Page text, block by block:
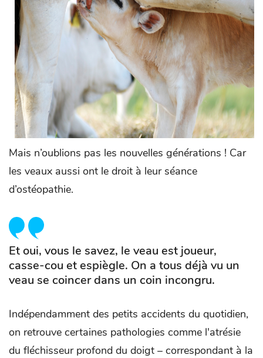
Mais n’oublions pas les nouvelles générations ! Car
les veaux aussi ont le droit à leur séance
d’ostéopathie.
Et oui, vous le savez, le veau est joueur,
casse-cou et espiègle. On a tous déjà vu un
veau se coincer dans un coin incongru.
Indépendamment des petits accidents du quotidien,
on retrouve certaines pathologies comme l'atrésie
du fléchisseur profond du doigt – correspondant à la